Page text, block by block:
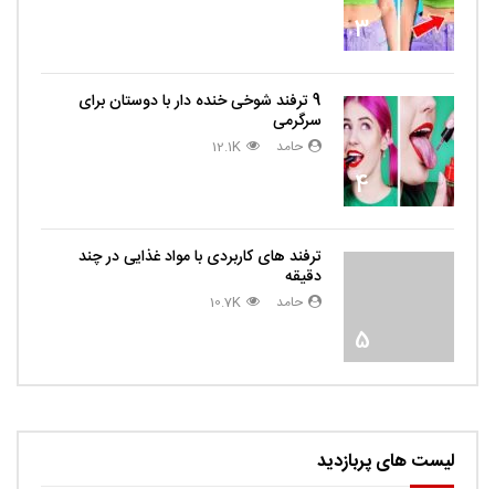
3
4
9 ترفند شوخی خنده دار با دوستان برای
سرگرمی
حامد 12.1K
5
ترفند های کاربردی با مواد غذایی در چند
دقیقه
حامد 10.7K
لیست های پربازدید